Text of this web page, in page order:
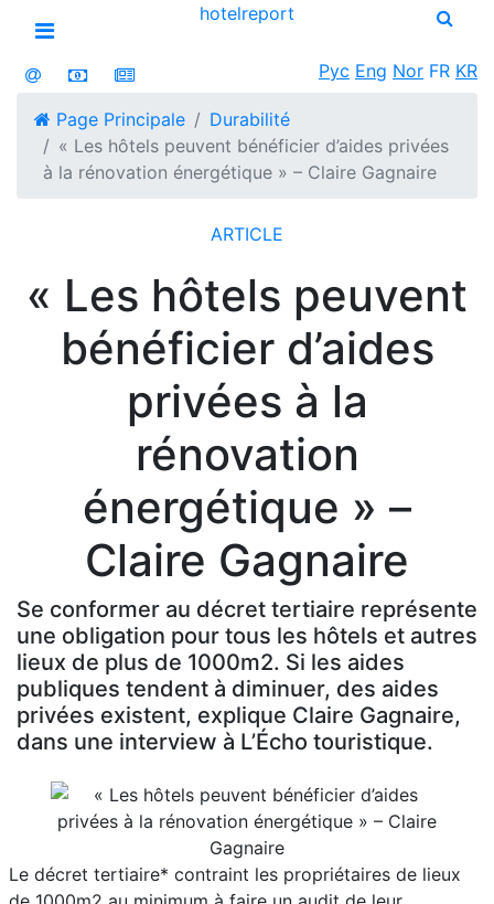
Open menu
hotelreport
Рус Eng Nor FR KR
Page Principale
Durabilité
« Les hôtels peuvent bénéficier d’aides privées
à la rénovation énergétique » – Claire Gagnaire
ARTICLE
« Les hôtels peuvent
bénéficier d’aides
privées à la
rénovation
énergétique » –
Claire Gagnaire
Se conformer au décret tertiaire représente
une obligation pour tous les hôtels et autres
lieux de plus de 1000m2. Si les aides
publiques tendent à diminuer, des aides
privées existent, explique Claire Gagnaire,
dans une interview à L’Écho touristique.
Le décret tertiaire* contraint les propriétaires de lieux